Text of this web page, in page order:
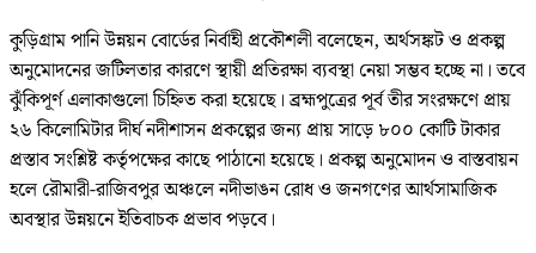
কুড়িগ্রাম পানি উন্নয়ন বোর্ডের নির্বাহী প্রকৌশলী বলেছেন, অর্থসঙ্কট ও প্রকল্প
অনুমোদনের জটিলতার কারণে স্থায়ী প্রতিরক্ষা ব্যবস্থা নেয়া সম্ভব হচ্ছে না। তবে
ঝুঁকিপূর্ণ এলাকাগুলো চিহ্নিত করা হয়েছে। ব্রহ্মপুত্রের পূর্ব তীর সংরক্ষণে প্রায়
২৬ কিলোমিটার দীর্ঘ নদীশাসন প্রকল্পের জন্য প্রায় সাড়ে ৮০০ কোটি টাকার
প্রস্তাব সংশ্লিষ্ট কর্তৃপক্ষের কাছে পাঠানো হয়েছে। প্রকল্প অনুমোদন ও বাস্তবায়ন
হলে রৌমারী-রাজিবপুর অঞ্চলে নদীভাঙন রোধ ও জনগণের আর্থসামাজিক
অবস্থার উন্নয়নে ইতিবাচক প্রভাব পড়বে।